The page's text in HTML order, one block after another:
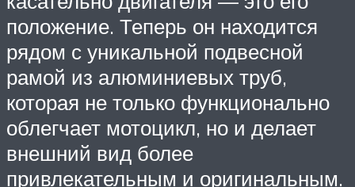
положение. Теперь он находится
рядом с уникальной подвесной
рамой из алюминиевых труб,
которая не только функционально
облегчает мотоцикл, но и делает
внешний вид более
привлекательным и оригинальным.